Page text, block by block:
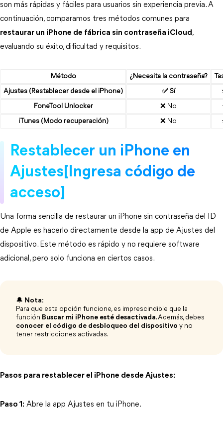
son más rápidas y fáciles para usuarios sin experiencia previa. A
continuación, comparamos tres métodos comunes para
restaurar un iPhone de fábrica sin contraseña iCloud,
evaluando su éxito, dificultad y requisitos.
Método ¿Necesita la contraseña?
Ajustes (Restablecer desde el iPhone)
✅ Sí
FoneTool Unlocker
❌ No
iTunes (Modo recuperación)
❌ No
Restablecer un iPhone en
Ajustes[Ingresa código de
acceso]
Una forma sencilla de restaurar un iPhone sin contraseña del ID
de Apple es hacerlo directamente desde la app de Ajustes del
dispositivo. Este método es rápido y no requiere software
adicional, pero solo funciona en ciertos casos.
🔔 Nota:
Para que esta opción funcione, es imprescindible que la
función Buscar mi iPhone esté desactivada. Además, debes
conocer el código de desbloqueo del dispositivo y no
tener restricciones activadas.
Pasos para restablecer el iPhone desde Ajustes:
Paso 1: Abre la app Ajustes en tu iPhone.